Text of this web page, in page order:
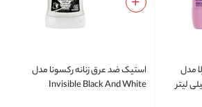
مدل
استيک ضد عرق زنانه رکسونا مدل
Invisible Black And White